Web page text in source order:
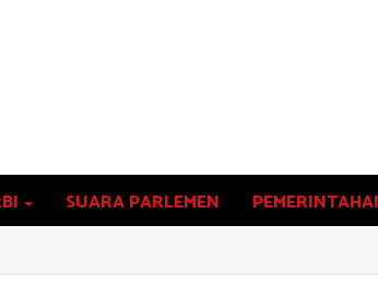
SUARA PARLEMEN